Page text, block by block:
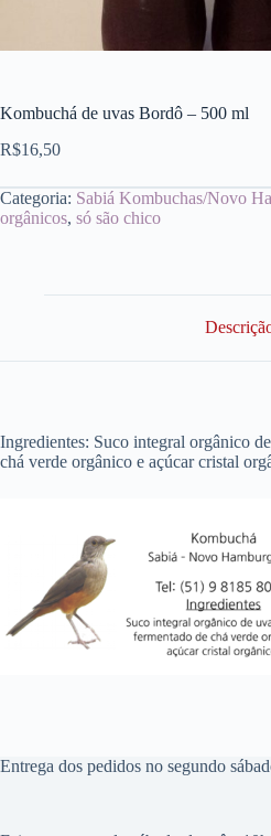
Kombuchá de uvas Bordô – 500 ml
R$16,50
Categoria: Sabiá Kombuchas/Novo
orgânicos, só são chico
Ingredientes: Suco integral orgânico
chá verde orgânico e açúcar cristal
Entrega dos pedidos no segundo